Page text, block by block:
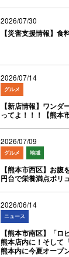
2026/07/30
【災害支援情報】食
2026/07/14
グルメ
【新店情報】ワンダ
ってよ！！！【熊本
2026/07/09
グルメ 地域
【熊本市西区】お
円台で栄養満点ボリ
2026/06/14
ニュース
【熊本市南区】「ロ
熊本店内に！そして
熊本内に今夏オープ